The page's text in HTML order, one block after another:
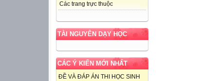
Các trang trực thuộc
TÀI NGUYÊN DẠY HỌC
CÁC Ý KIẾN MỚI NHẤT
ĐỀ VÀ ĐÁP ÁN THI HỌC SINH